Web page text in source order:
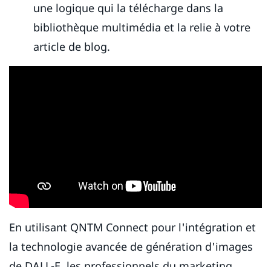
une logique qui la télécharge dans la
bibliothèque multimédia et la relie à votre
article de blog.
En utilisant QNTM Connect pour l'intégration et
la technologie avancée de génération d'images